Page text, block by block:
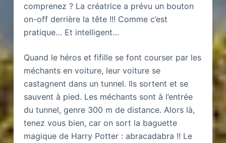
comprenez ? La créatrice a prévu un bouton
on-off derrière la tête !!! Comme c’est
pratique… Et intelligent…
Quand le héros et fifille se font courser par les
méchants en voiture, leur voiture se
castagnent dans un tunnel. Ils sortent et se
sauvent à pied. Les méchants sont à l’entrée
du tunnel, genre 300 m de distance. Alors là,
tenez vous bien, car on sort la baguette
magique de Harry Potter : abracadabra !! Le